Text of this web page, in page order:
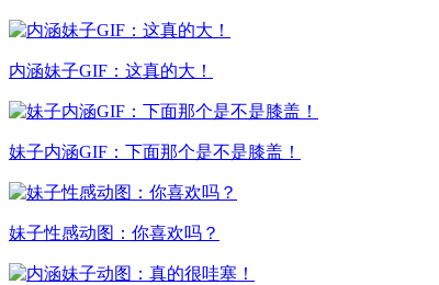
内涵妹子GIF：这真的大！
妹子内涵GIF：下面那个是不是膝盖！
妹子性感动图：你喜欢吗？